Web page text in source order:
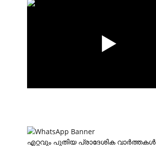
എറ്റവും പുതിയ പ്രാദേശിക വാര്‍ത്തകള്‍